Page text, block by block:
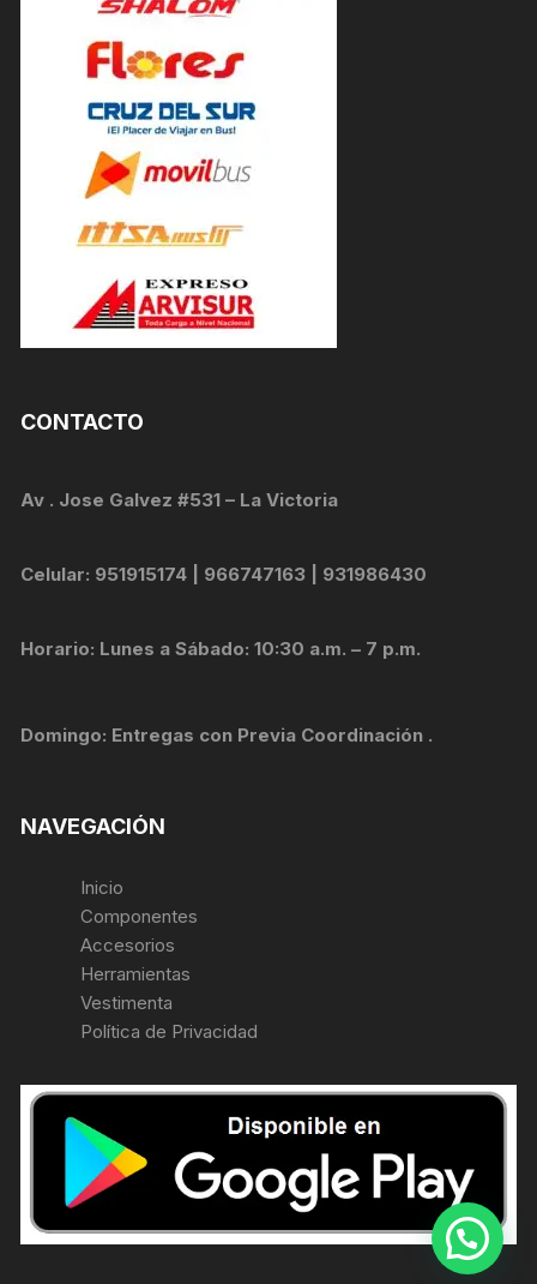
CONTACTO
Av . Jose Galvez #531 – La Victoria
Celular: 951915174 | 966747163 | 931986430
Horario: Lunes a Sábado: 10:30 a.m. – 7 p.m.
Domingo: Entregas con Previa Coordinación .
NAVEGACIÓN
Inicio
Componentes
Accesorios
Herramientas
Vestimenta
Política de Privacidad